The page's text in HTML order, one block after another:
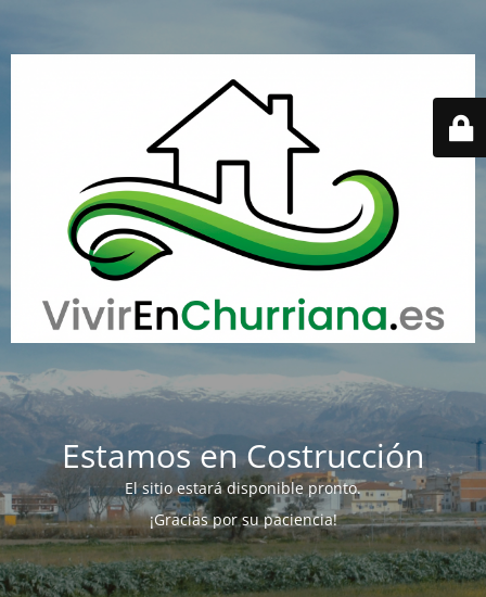
Estamos en Costrucción
El sitio estará disponible pronto.
¡Gracias por su paciencia!